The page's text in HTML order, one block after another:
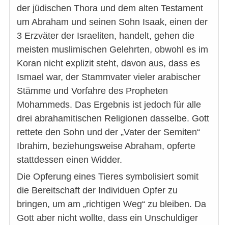
der jüdischen Thora und dem alten Testament
um Abraham und seinen Sohn Isaak, einen der
3 Erzväter der Israeliten, handelt, gehen die
meisten muslimischen Gelehrten, obwohl es im
Koran nicht explizit steht, davon aus, dass es
Ismael war, der Stammvater vieler arabischer
Stämme und Vorfahre des Propheten
Mohammeds. Das Ergebnis ist jedoch für alle
drei abrahamitischen Religionen dasselbe. Gott
rettete den Sohn und der „Vater der Semiten“
Ibrahim, beziehungsweise Abraham, opferte
stattdessen einen Widder.
Die Opferung eines Tieres symbolisiert somit
die Bereitschaft der Individuen Opfer zu
bringen, um am „richtigen Weg“ zu bleiben. Da
Gott aber nicht wollte, dass ein Unschuldiger